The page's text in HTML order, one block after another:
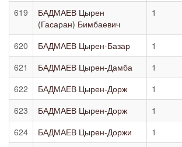
619
БАДМАЕВ Цырен
(Гасаран) Бимбаевич
1
620 БАДМАЕВ Цырен-Базар
1
621
БАДМАЕВ Цырен-Дамба
1
622
БАДМАЕВ Цырен-Дорж
1
623
БАДМАЕВ Цырен-Дорж
1
624
БАДМАЕВ Цырен-Доржи
1